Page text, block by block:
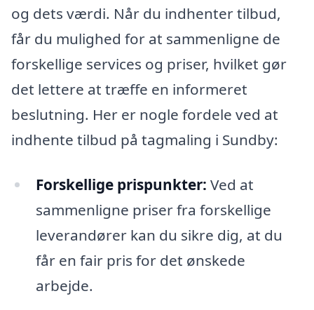
og dets værdi. Når du indhenter tilbud,
får du mulighed for at sammenligne de
forskellige services og priser, hvilket gør
det lettere at træffe en informeret
beslutning. Her er nogle fordele ved at
indhente tilbud på tagmaling i Sundby:
Forskellige prispunkter: Ved at
sammenligne priser fra forskellige
leverandører kan du sikre dig, at du
får en fair pris for det ønskede
arbejde.